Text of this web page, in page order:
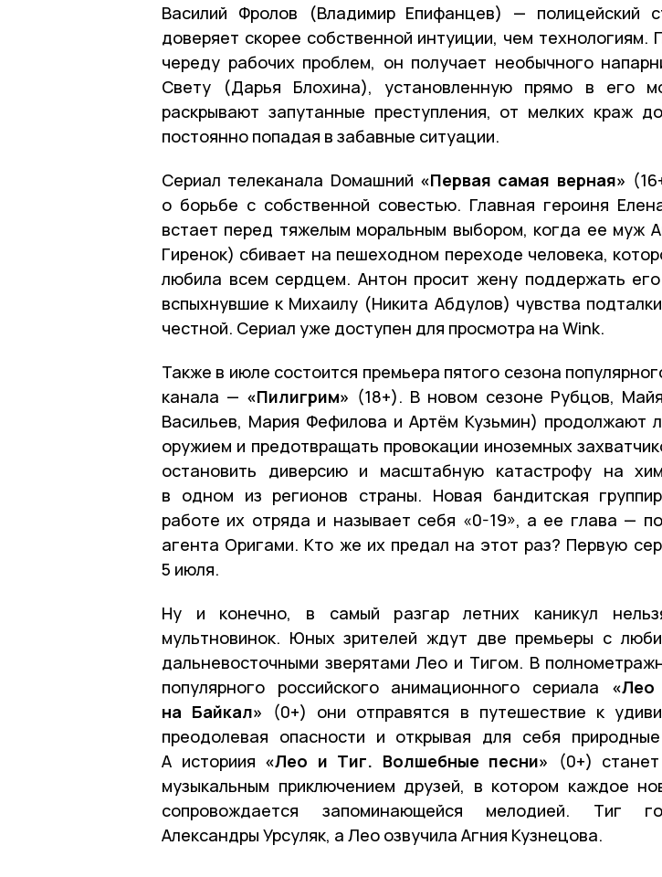
Василий Фролов (Владимир Епифанцев) — полицейский
доверяет скорее собственной интуиции, чем технологиям.
череду рабочих проблем, он получает необычного
Свету (Дарья Блохина), установленную прямо в его
раскрывают запутанные преступления, от мелких краж
постоянно попадая в забавные ситуации.
Сериал телеканала Dомашний «Первая самая верная»
о борьбе с собственной совестью. Главная героиня
встает перед тяжелым моральным выбором, когда ее муж
Гиренок) сбивает на пешеходном переходе человека,
любила всем сердцем. Антон просит жену поддержать
вспыхнувшие к Михаилу (Никита Абдулов) чувства
честной. Сериал уже доступен для просмотра на Wink.
Также в июле состоится премьера пятого сезона
канала — «Пилигрим» (18+). В новом сезоне Рубцов,
Васильев, Мария Фефилова и Артём Кузьмин) продолжают
оружием и предотвращать провокации иноземных
остановить диверсию и масштабную катастрофу на
в одном из регионов страны. Новая бандитская
работе их отряда и называет себя «0-19», а ее глава —
агента Оригами. Кто же их предал на этот раз? Первую
5 июля.
Ну и конечно, в самый разгар летних каникул
мультновинок. Юных зрителей ждут две премьеры с
дальневосточными зверятами Лео и Тигом. В
популярного российского анимационного сериала
на Байкал» (0+) они отправятся в путешествие к
преодолевая опасности и открывая для себя
А историия «Лео и Тиг. Волшебные песни» (0+)
музыкальным приключением друзей, в котором каждое
сопровождается запоминающейся мелодией. Тиг
Александры Урсуляк, а Лео озвучила Агния Кузнецова.